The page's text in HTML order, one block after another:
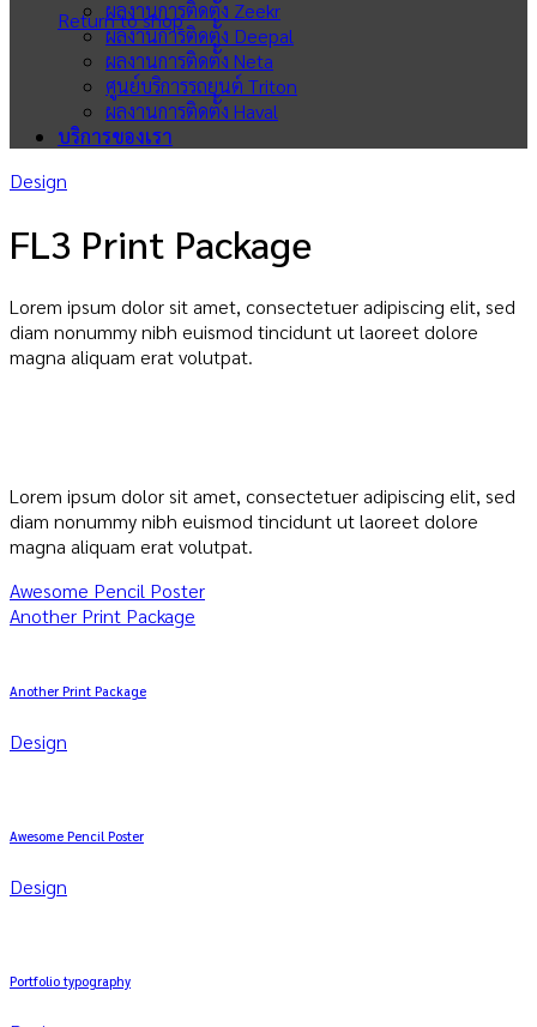
Return to shop
ผลงานการติดตั้ง Zeekr
ผลงานการติดตั้ง Deepal
ผลงานการติดตั้ง Neta
ศูนย์บริการรถยนต์ Triton
ผลงานการติดตั้ง Haval
บริการของเรา
Design
FL3 Print Package
Lorem ipsum dolor sit amet, consectetuer adipiscing elit, sed
diam nonummy nibh euismod tincidunt ut laoreet dolore
magna aliquam erat volutpat.
Lorem ipsum dolor sit amet, consectetuer adipiscing elit, sed
diam nonummy nibh euismod tincidunt ut laoreet dolore
magna aliquam erat volutpat.
Awesome Pencil Poster
Another Print Package
Another Print Package
Design
Awesome Pencil Poster
Design
Portfolio typography